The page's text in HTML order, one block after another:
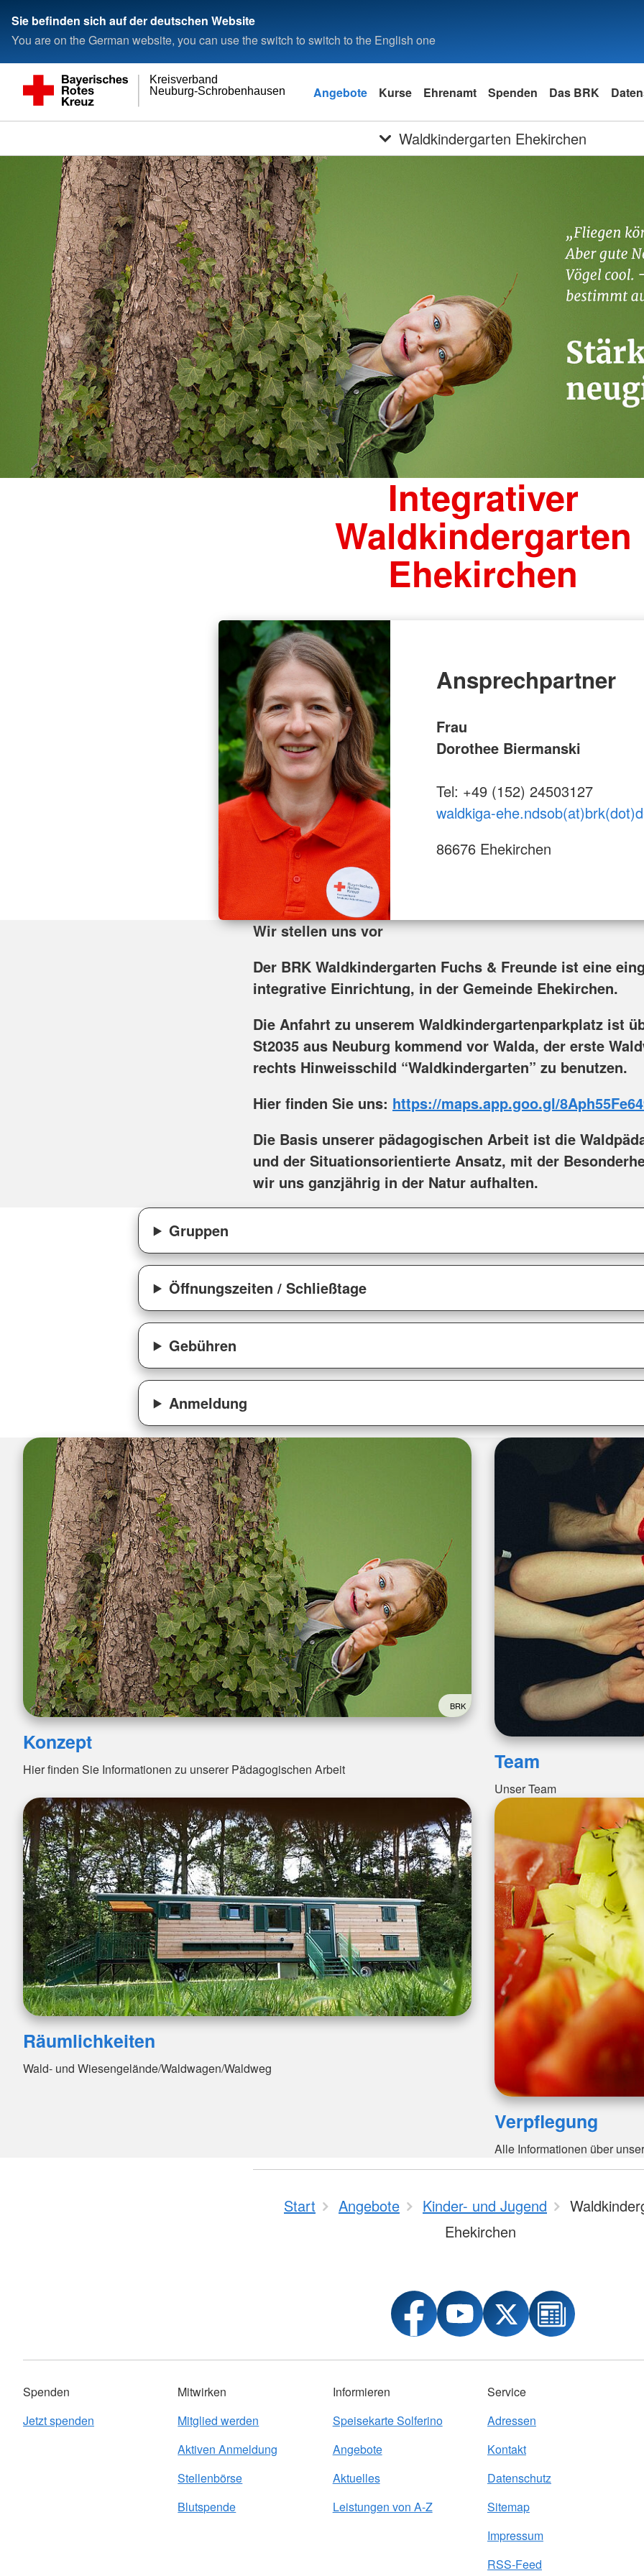
Sie befinden sich auf der deutschen Website
You are on the German website, you can use the switch to switch to the English one
Neuburg-Schrobenhausen
Kreisverband
Angebote Kurse Ehrenamt Spenden Das BRK
Waldkindergarten Ehekirchen
Integrativer
Waldkindergarten
Ehekirchen
Ansprechpartner
Frau
Dorothee Biermanski
Tel: +49 (152) 24503127
waldkiga-
86676 Ehekirchen
Wir stellen uns vor
Der BRK Waldkindergarten Fuchs & Freunde ist eine
integrative Einrichtung, in der Gemeinde Ehekirchen.
Die Anfahrt zu unserem Waldkindergartenparkplatz ist
St2035 aus Neuburg kommend vor Walda, der erste
rechts Hinweisschild “Waldkindergarten” zu benutzen.
Hier finden Sie uns: https://maps.app.goo.gl/
Die Basis unserer pädagogischen Arbeit ist die
und der Situationsorientierte Ansatz, mit der
wir uns ganzjährig in der Natur aufhalten.
Gruppen
Öffnungszeiten / Schließtage
Gebühren
Anmeldung
BRK
Konzept
Hier finden Sie Informationen zu unserer Pädagogischen Arbeit Team
Unser Team
Räumlichkeiten
Wald- und Wiesengelände/Waldwagen/Waldweg
Verpflegung
Alle Informationen über
Start Angebote Kinder- und Jugend
Ehekirchen
Spenden
Jetzt spenden
Mitwirken
Mitglied werden
Aktiven Anmeldung
Stellenbörse
Blutspende
Informieren
Speisekarte Solferino
Angebote
Aktuelles
Leistungen von A-Z
Service
Adressen
Kontakt
Datenschutz
Sitemap
Impressum
RSS-Feed